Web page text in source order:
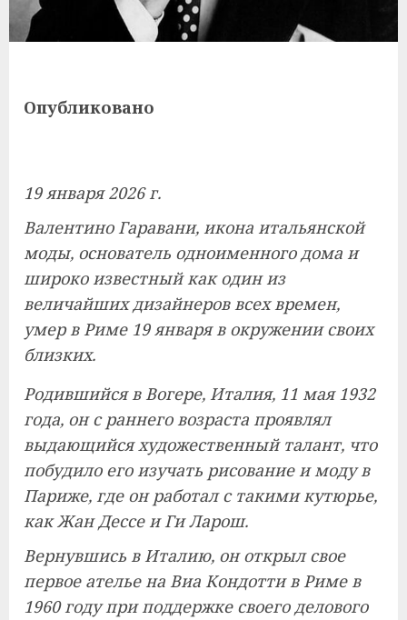
Опубликовано
19 января 2026 г.
Валентино Гаравани, икона итальянской
моды, основатель одноименного дома и
широко известный как один из
величайших дизайнеров всех времен,
умер в Риме 19 января в окружении своих
близких.
Родившийся в Вогере, Италия, 11 мая 1932
года, он с раннего возраста проявлял
выдающийся художественный талант, что
побудило его изучать рисование и моду в
Париже, где он работал с такими кутюрье,
как Жан Дессе и Ги Ларош.
Вернувшись в Италию, он открыл свое
первое ателье на Виа Кондотти в Риме в
1960 году при поддержке своего делового